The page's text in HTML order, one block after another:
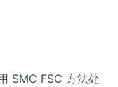
SMC FSC 方法处